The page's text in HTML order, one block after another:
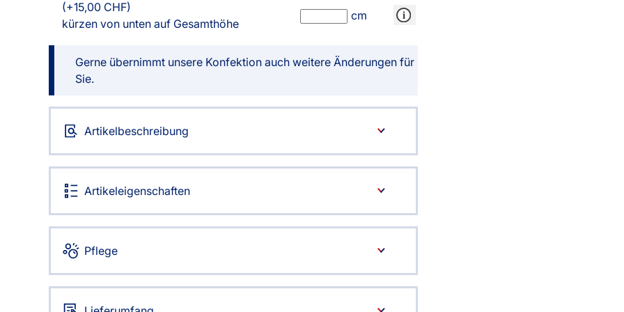
Datenschutz
Kostenloser Musterversand
Reklamation
(+15,00 CHF)
kürzen von unten auf Gesamthöhe
cm
Gerne übernimmt unsere Konfektion auch weitere Änderungen für
Sie.
Artikelbeschreibung
Artikeleigenschaften
Pflege